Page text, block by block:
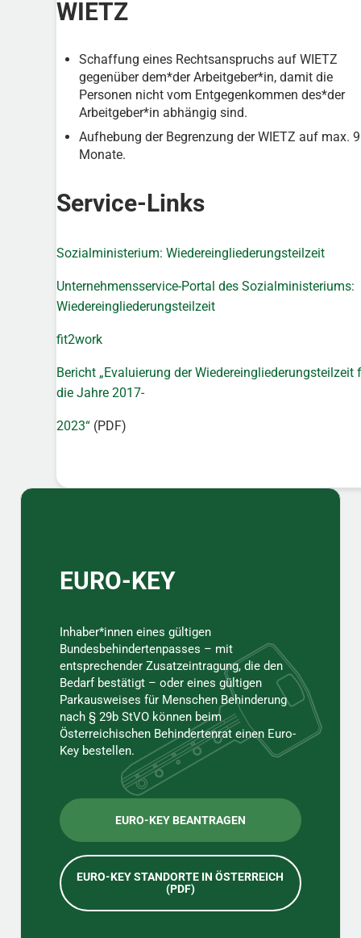
WIETZ
Schaffung eines Rechtsanspruchs auf WIETZ
gegenüber dem*der Arbeitgeber*in, damit die
Personen nicht vom Entgegenkommen des*der
Arbeitgeber*in abhängig sind.
Aufhebung der Begrenzung der WIETZ auf max. 9
Monate.
Service-Links
Sozialministerium: Wiedereingliederungsteilzeit
Unternehmensservice-Portal des Sozialministeriums:
Wiedereingliederungsteilzeit
fit2work
Bericht „Evaluierung der Wiedereingliederungsteilzeit
die Jahre 2017-
2023“(PDF)
Sidebar
EURO-KEY
Inhaber*innen eines gültigen
Bundesbehindertenpasses – mit
entsprechender Zusatzeintragung, die den
Bedarf bestätigt – oder eines gültigen
Parkausweises für Menschen Behinderung
nach § 29b StVO können beim
Österreichischen Behindertenrat einen Euro-
Key bestellen.
EURO-KEY BEANTRAGEN
EURO-KEY STANDORTE IN ÖSTERREICH
(PDF)